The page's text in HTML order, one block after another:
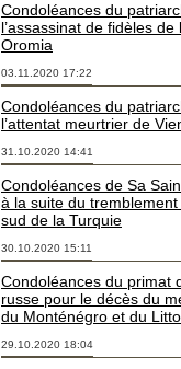
Condoléances du
l’assassinat de fidèles de
Oromia
03.11.2020 17:22
Condoléances du
l’attentat meurtrier de
31.10.2020 14:41
Condoléances de Sa
à la suite du
sud de la Turquie
30.10.2020 15:11
Condoléances du primat
russe pour le décès du
du Monténégro et du
29.10.2020 18:04